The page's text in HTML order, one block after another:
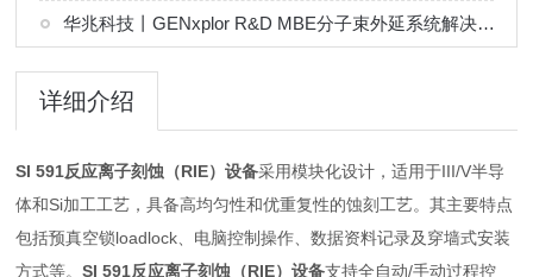
华兆科技丨GENxplor R&D MBE分子束外延系统解决方案
详细介绍
SI 591反应离子刻蚀（RIE）设备采用模块化设计，适用于III/V半导
体和Si加工工艺，具备高均匀性和优重复性的蚀刻工艺。其主要特点
包括预真空锁loadlock、电脑控制操作、数据资料记录及穿墙式安装
方式等。SI 591反应离子刻蚀（RIE）设备支持全自动/手动过程控